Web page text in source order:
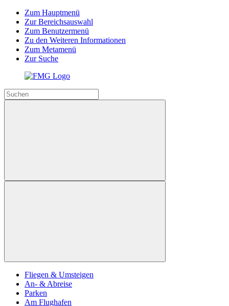
Zum Hauptmenü
Zur Bereichsauswahl
Zum Benutzermenü
Zu den Weiteren Informationen
Zum Metamenü
Zur Suche
Fliegen & Umsteigen
An- & Abreise
Parken
Am Flughafen